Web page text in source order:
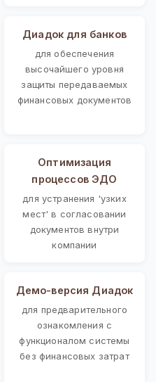
Диадок для банков
для обеспечения
высочайшего уровня
защиты передаваемых
финансовых документов
Оптимизация
процессов ЭДО
для устранения 'узких
мест' в согласовании
документов внутри
компании
Демо-версия Диадок
для предварительного
ознакомления с
функционалом системы
без финансовых затрат